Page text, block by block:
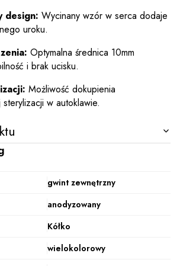
design: Wycinany wzór w serca dodaje
uroku.
Optymalna średnica 10mm
i brak ucisku.
Możliwość dokupienia
w autoklawie.
gwint zewnętrzny
anodyzowany
Kółko
wielokolorowy